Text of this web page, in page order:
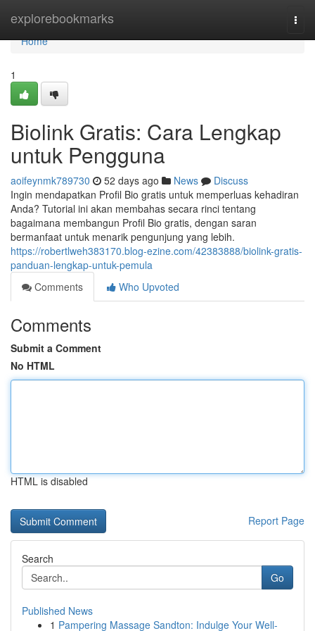
explorebookmarks
Home
Home
1
Biolink Gratis: Cara Lengkap
untuk Pengguna
aoifeynmk789730 52 days ago News
Discuss
Ingin mendapatkan Profil Bio gratis untuk memperluas kehadiran
Anda? Tutorial ini akan membahas secara rinci tentang
bagaimana membangun Profil Bio gratis, dengan saran
bermanfaat untuk menarik pengunjung yang lebih.
https://robertlweh383170.blog-ezine.com/42383888/biolink-gratis-
panduan-lengkap-untuk-pemula
Comments
Who Upvoted
Comments
Submit a Comment
No HTML
HTML is disabled
Report Page
Search
Go
Published News
1 Pampering Massage Sandton: Indulge Your Well-